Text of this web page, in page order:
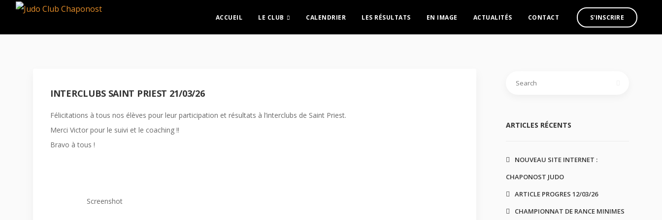
ACCUEIL LE CLUB CALENDRIER LES RÉSULTATS EN IMAGE ACTUALITÉS CONTACT S'INSCRIRE
INTERCLUBS SAINT PRIEST 21/03/26
Félicitations à tous nos élèves pour leur participation et résultats à l’interclubs de Saint Priest.
Merci Victor pour le suivi et le coaching !!
Bravo à tous !
Screenshot
ARTICLES RÉCENTS
NOUVEAU SITE INTERNET :
CHAPONOST JUDO
ARTICLE PROGRES 12/03/26
CHAMPIONNAT DE RANCE MINIMES